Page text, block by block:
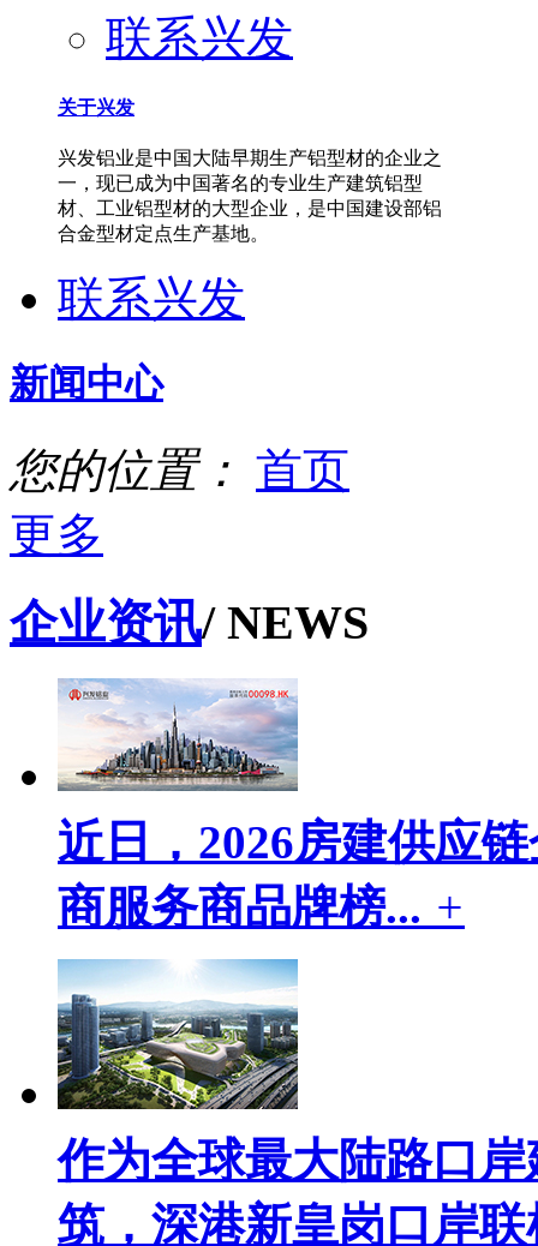
联系兴发
关于兴发
兴发铝业是中国大陆早期生产铝型材的企业之
一，现已成为中国著名的专业生产建筑铝型
材、工业铝型材的大型企业，是中国建设部铝
合金型材定点生产基地。
联系兴发
新闻中心
您的位置： 首页
更多
企业资讯/ NEWS
近日，2026房建供应
商服务商品牌榜... +
作为全球最大陆路口
筑，深港新皇岗口岸